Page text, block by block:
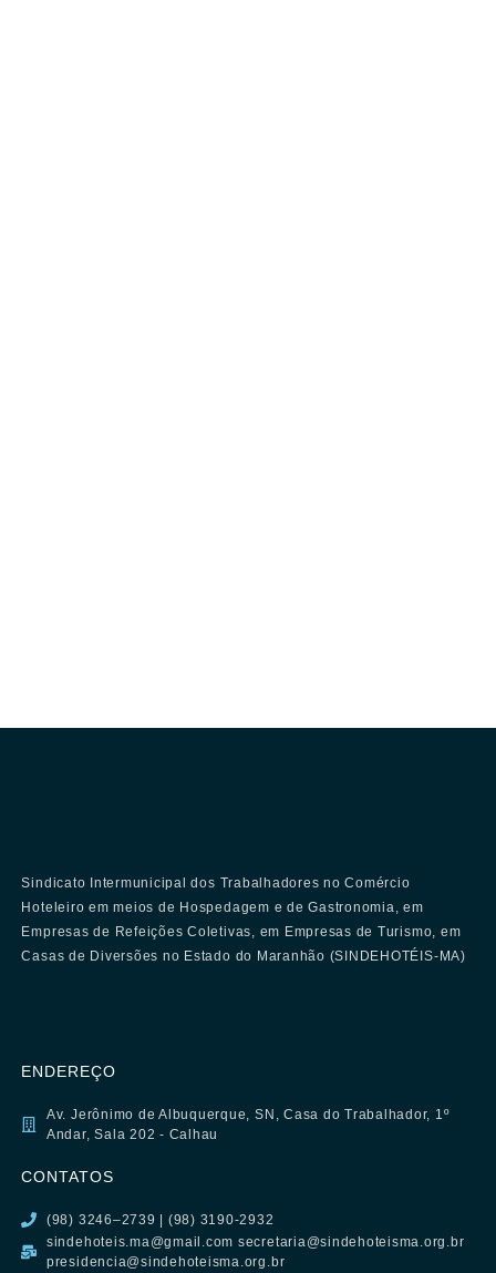
Sindicato Intermunicipal dos Trabalhadores no Comércio
Hoteleiro em meios de Hospedagem e de Gastronomia, em
Empresas de Refeições Coletivas, em Empresas de Turismo, em
Casas de Diversões no Estado do Maranhão (SINDEHOTÉIS-MA)
ENDEREÇO
Av. Jerônimo de Albuquerque, SN, Casa do Trabalhador, 1º
Andar, Sala 202 - Calhau
CONTATOS
(98) 3246–2739 | (98) 3190-2932
sindehoteis.ma@gmail.com secretaria@sindehoteisma.org.br
presidencia@sindehoteisma.org.br